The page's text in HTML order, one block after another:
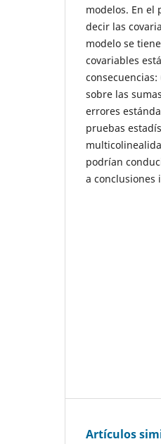
modelos. En
decir las
modelo se
covariables
sobre las
errores
pruebas
podrían
a conclusiones
Artículos